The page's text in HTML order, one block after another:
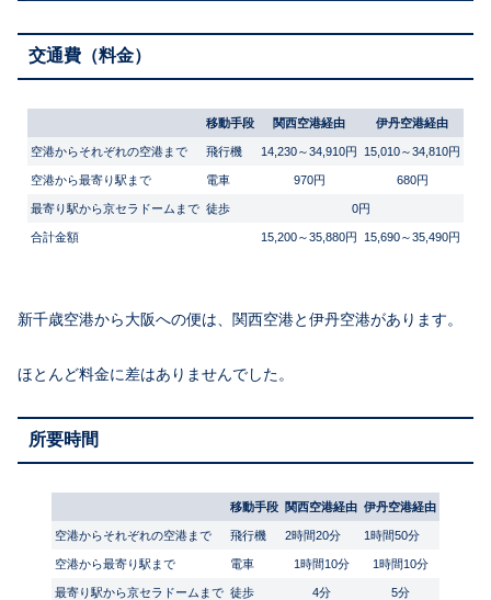
交通費（料金）
移動手段 関西空港経由 伊丹空港経由
空港からそれぞれの空港まで 飛行機 14,230～34,910円 15,010～34,810円
空港から最寄り駅まで 電車 970円 680円
最寄り駅から京セラドームまで 徒歩 0円
合計金額 15,200～35,880円 15,690～35,490円
新千歳空港から大阪への便は、関西空港と伊丹空港があります。
ほとんど料金に差はありませんでした。
所要時間
移動手段 関西空港経由 伊丹空港経由
空港からそれぞれの空港まで 飛行機 2時間20分 1時間50分
空港から最寄り駅まで 電車 1時間10分 1時間10分
最寄り駅から京セラドームまで 徒歩 4分 5分